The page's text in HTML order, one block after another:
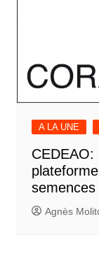
A LA UNE
semences
Agnès